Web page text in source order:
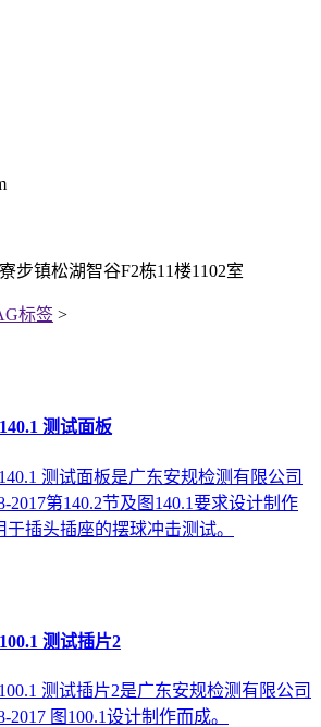
步镇松湖智谷F2栋11楼1102室
标签 >
测试面板
测试面板是广东安规检测有限公司
2017第140.2节及图140.1要求设计制作
插头插座的摆球冲击测试。
测试插片2
测试插片2是广东安规检测有限公司
图100.1设计制作而成。